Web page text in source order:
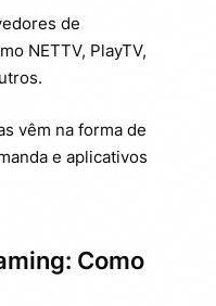
de
NETTV, PlayTV,
vêm na forma de
e aplicativos
Como